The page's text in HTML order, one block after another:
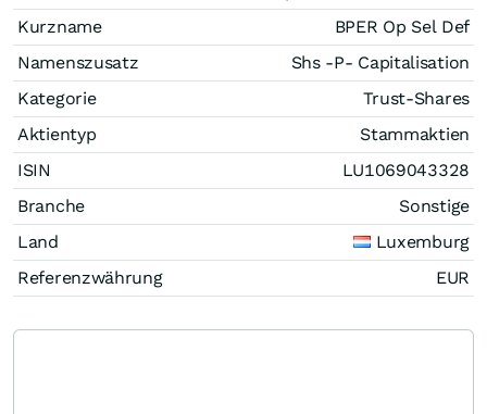
Kurzname
BPER Op Sel Def
Namenszusatz
Shs -P- Capitalisation
Kategorie
Trust-Shares
Aktientyp
Stammaktien
ISIN
LU1069043328
Branche
Sonstige
Land
Luxemburg
Referenzwährung
EUR